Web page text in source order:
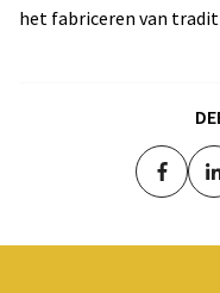
het fabriceren van